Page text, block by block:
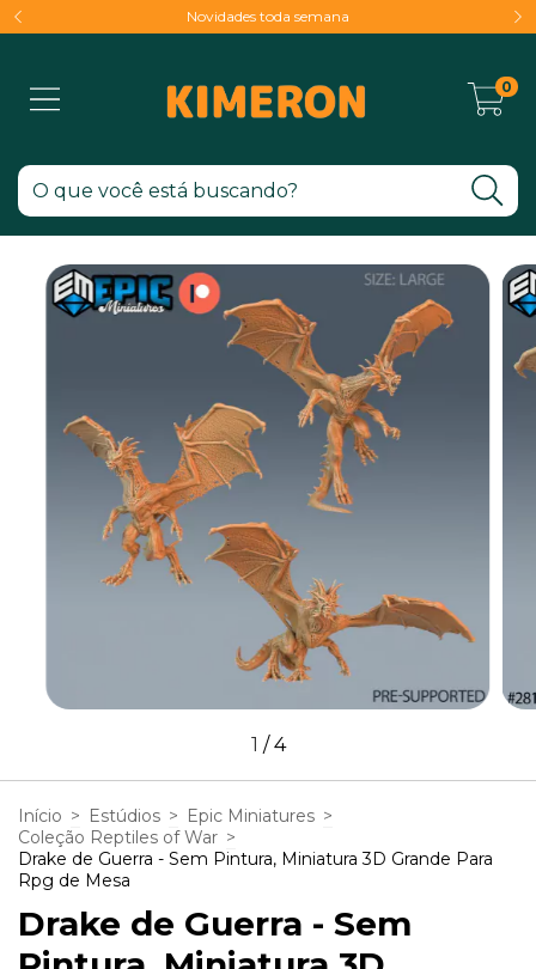
Novidades toda semana
0
1 /4
Início > Estúdios > Epic Miniatures >
Coleção Reptiles of War >
Drake de Guerra - Sem Pintura, Miniatura 3D Grande Para
Rpg de Mesa
Drake de Guerra - Sem